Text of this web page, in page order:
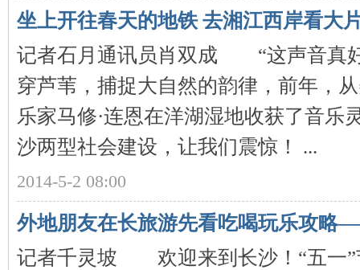
坐上开往春天的地铁 去湘江西岸看大
记者石月通讯员肖双成 “这声音真
穿芦苇，捕捉大自然的韵律，前年，
乐家马修·连恩在洋湖湿地收获了音
沙两型社会建设，让我们震惊！ ...
2014-5-2 08:00
外地朋友在长旅游先看吃喝玩乐攻略
记者千灵坡 欢迎来到长沙！“五一”